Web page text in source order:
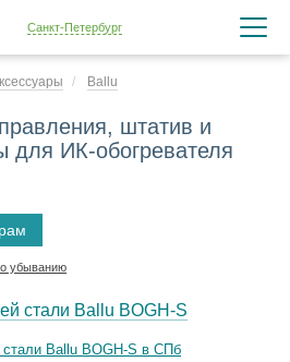
Санкт-Петербург
Ballu
штатив и
для ИК-обогревателя
убыванию
стали Ballu BOGH-S